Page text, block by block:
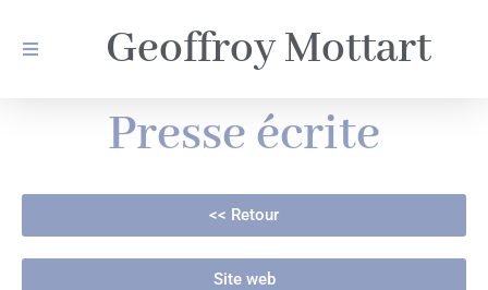
Geoffroy Mottart
Presse écrite
<< Retour
Site web